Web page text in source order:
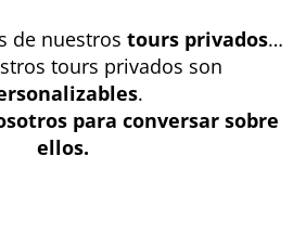
de nuestros tours privados…
tours privados son
.
para conversar sobre
ellos.